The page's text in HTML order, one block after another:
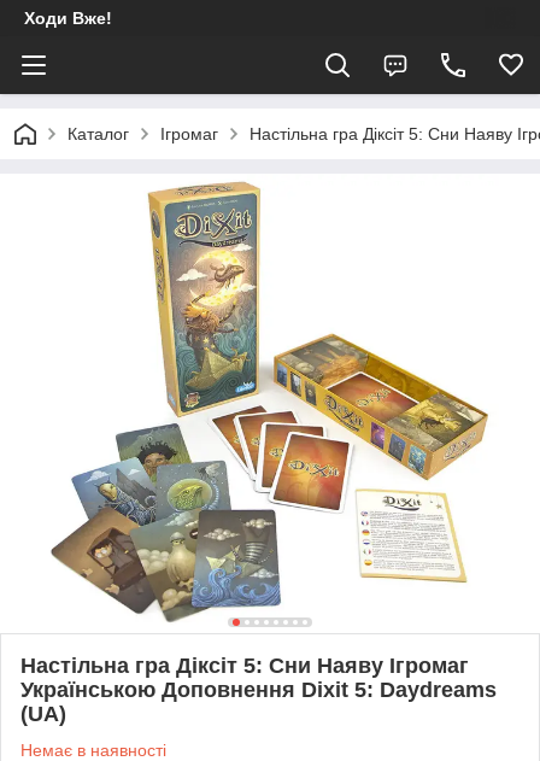
Ходи Вже!
Каталог Ігромаг Настільна гра Діксіт 5: Сни Наяву
Настільна гра Діксіт 5: Сни Наяву Ігромаг
Українською Доповнення Dixit 5: Daydreams
(UA)
Немає в наявності